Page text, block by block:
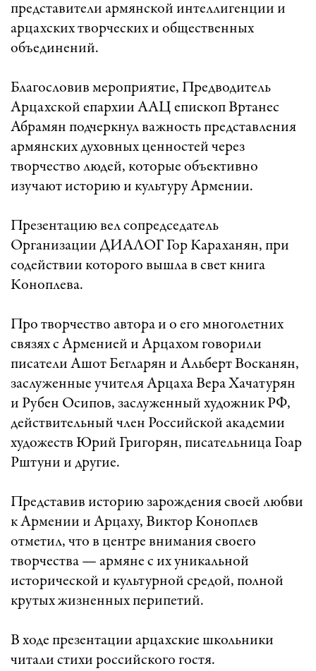
представители армянской интеллигенции и
арцахских творческих и общественных
объединений.
Благословив мероприятие, Предводитель
Арцахской епархии ААЦ епископ Вртанес
Абрамян подчеркнул важность представления
армянских духовных ценностей через
творчество людей, которые объективно
изучают историю и культуру Армении.
Презентацию вел сопредседатель
Организации ДИАЛОГ Гор Караханян, при
содействии которого вышла в свет книга
Коноплева.
Про творчество автора и о его многолетних
связях с Арменией и Арцахом говорили
писатели Ашот Бегларян и Альберт Восканян,
заслуженные учителя Арцаха Вера Хачатурян
и Рубен Осипов, заслуженный художник РФ,
действительный член Российской академии
художеств Юрий Григорян, писательница Гоар
Рштуни и другие.
Представив историю зарождения своей любви
к Армении и Арцаху, Виктор Коноплев
отметил, что в центре внимания своего
творчества — армяне с их уникальной
исторической и культурной средой, полной
крутых жизненных перипетий.
В ходе презентации арцахские школьники
читали стихи российского гостя.